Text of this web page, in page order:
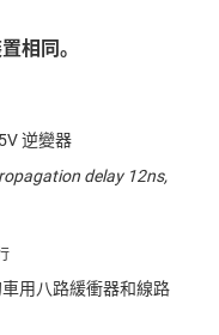
相同。
逆變器
delay 12ns,
用八路緩衝器和線路